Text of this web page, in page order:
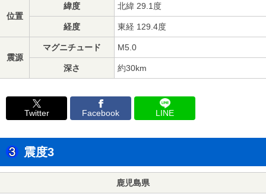
位置
緯度 北緯 29.1度
経度 東経 129.4度
震源
マグニチュード M5.0
深さ 約30km
Twitter Facebook LINE
震度3
鹿児島県